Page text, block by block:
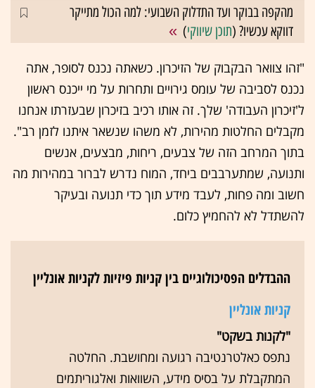
מהקפה בבוקר ועד התדלוק השבועי: למה הכול מתייקר
דווקא עכשיו? (תוכן שיווקי)
"זהו צוואר הבקבוק של הזיכרון. כשאתה נכנס לסופר, אתה
נכנס לסביבה של עומס גירויים ותחרות על מי ייכנס ראשון
ל'זיכרון העבודה' שלך. זה אותו רכיב בזיכרון שבעזרתו אנחנו
מקבלים החלטות מהירות, לא משהו שנשאר איתנו לזמן רב".
בתוך המרחב הזה של צבעים, ריחות, מבצעים, אנשים
ותנועה, שמתערבבים ביחד, המוח נדרש לברור במהירות מה
חשוב ומה פחות, לעבד מידע תוך כדי תנועה ובעיקר
להשתדל לא להחמיץ כלום.
ההבדלים הפסיכולוגיים בין קניות פיזיות לקניות אונליין
קניות אונליין
"לקנות בשקט"
נתפס כאלטרנטיבה רגועה ומחושבת. החלטה
המתקבלת על בסיס מידע, השוואות ואלגוריתמים